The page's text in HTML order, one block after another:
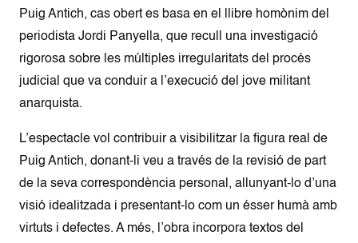
Puig Antich, cas obert es basa en el llibre homònim del
periodista Jordi Panyella, que recull una investigació
rigorosa sobre les múltiples irregularitats del procés
judicial que va conduir a l’execució del jove militant
anarquista.
L’espectacle vol contribuir a visibilitzar la figura real de
Puig Antich, donant-li veu a través de la revisió de part
de la seva correspondència personal, allunyant-lo d’una
visió idealitzada i presentant-lo com un ésser humà amb
virtuts i defectes. A més, l’obra incorpora textos del